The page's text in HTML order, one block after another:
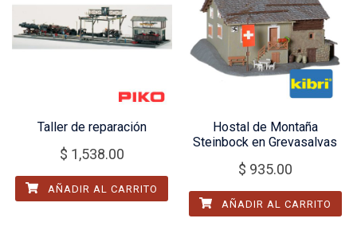
Taller de reparación
$ 1,538.00
AÑADIR AL CARRITO
Hostal de Montaña
Steinbock en Grevasalvas
$ 935.00
AÑADIR AL CARRITO